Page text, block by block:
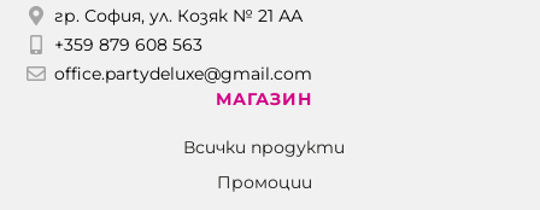
гр. София, ул. Козяк № 21 АА
+359 879 608 563
office.partydeluxe@gmail.com
МАГАЗИН
Всички продукти
Промоции